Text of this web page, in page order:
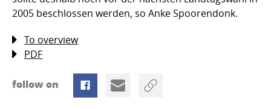
2005 beschlossen werden, so Anke Spoorendonk.
To overview
PDF
follow on